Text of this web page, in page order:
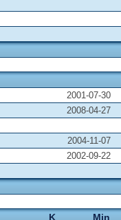
2001-07-30
2008-04-27
2004-11-07
2002-09-22
K Min